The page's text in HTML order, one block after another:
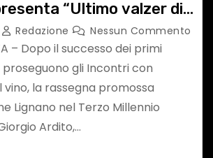
“Ultimo valzer di
perbene. Un’indagine
Contrada”
Redazione Nessun Commento
– Dopo il successo dei primi
gli Incontri con
vino, la rassegna promossa
Lignano nel Terzo Millennio
Ardito,…